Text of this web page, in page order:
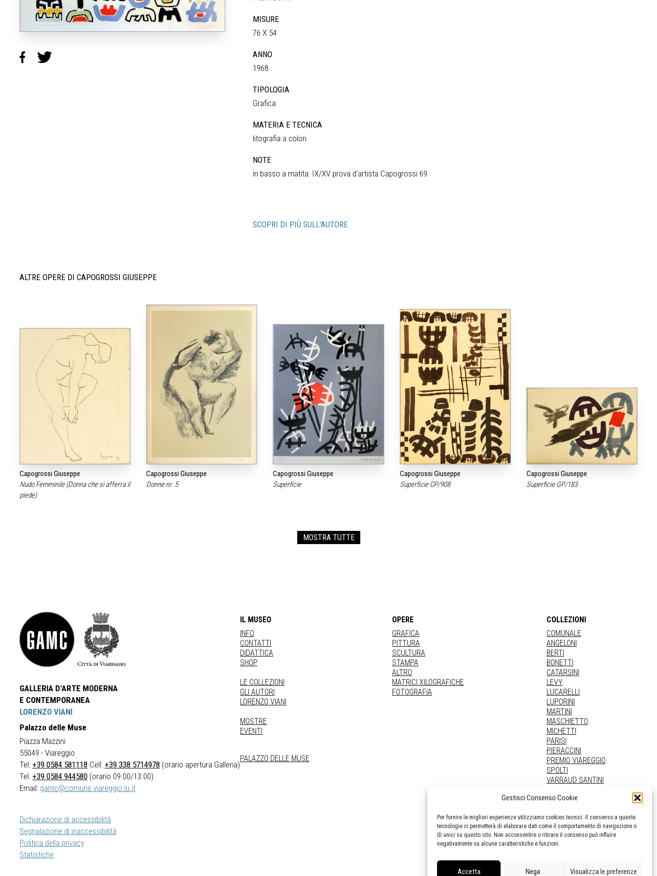
Gestisci Consenso Cookie
Per fornire le migliori esperienze utilizziamo cookies tecnici. Il consenso a queste
tecnologie ci permetterà di elaborare dati come il comportamento di navigazione o
ID unici su questo sito. Non acconsentire o ritirare il consenso può influire
negativamente su alcune caratteristiche e funzioni.
Accetta Nega Visualizza le preferenze
MISURE
76 X 54
ANNO
1968
TIPOLOGIA
Grafica
MATERIA E TECNICA
litografia a colori
NOTE
in basso a matita: IX/XV prova d‘artista Capogrossi 69
SCOPRI DI PIÙ SULL'AUTORE
ALTRE OPERE DI CAPOGROSSI GIUSEPPE
Capogrossi Giuseppe
Nudo Femminile (Donna che si afferra il
piede)
Capogrossi Giuseppe
Donne nr. 5
Capogrossi Giuseppe
Superficie
Capogrossi Giuseppe
Superficie CP/908
Capogrossi Giuseppe
Superficie GP/183
MOSTRA TUTTE
GALLERIA D'ARTE MODERNA
E CONTEMPORANEA
LORENZO VIANI
Palazzo delle Muse
Piazza Mazzini
55049 - Viareggio
Tel: +39 0584 581118 Cell: +39 338 5714978 (orario apertura Galleria)
Tel: +39 0584 944580 (orario 09.00/13.00)
Email: gamc@comune.viareggio.lu.it
Dichiarazione di accessibilità
Segnalazione di inaccessibilità
Politica della privacy
Statistiche
IL MUSEO
INFO
CONTATTI
DIDATTICA
SHOP
LE COLLEZIONI
GLI AUTORI
LORENZO VIANI
MOSTRE
EVENTI
PALAZZO DELLE MUSE
OPERE
GRAFICA
PITTURA
SCULTURA
STAMPA
ALTRO
MATRICI XILOGRAFICHE
FOTOGRAFIA
COLLEZIONI
COMUNALE
ANGELONI
BERTI
BONETTI
CATARSINI
LEVY
LUCARELLI
LUPORINI
MARTINI
MASCHIETTO
MICHETTI
PARISI
PIERACCINI
PREMIO VIAREGGIO
SPOLTI
VARRAUD SANTINI